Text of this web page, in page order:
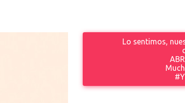
Lo sentimos,